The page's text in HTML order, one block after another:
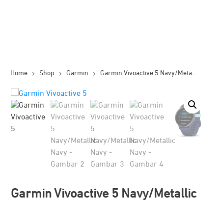
Home Shop Garmin Garmin Vivoactive 5 Navy/Metallic Navy
Garmin Vivoactive 5 Navy/Metallic